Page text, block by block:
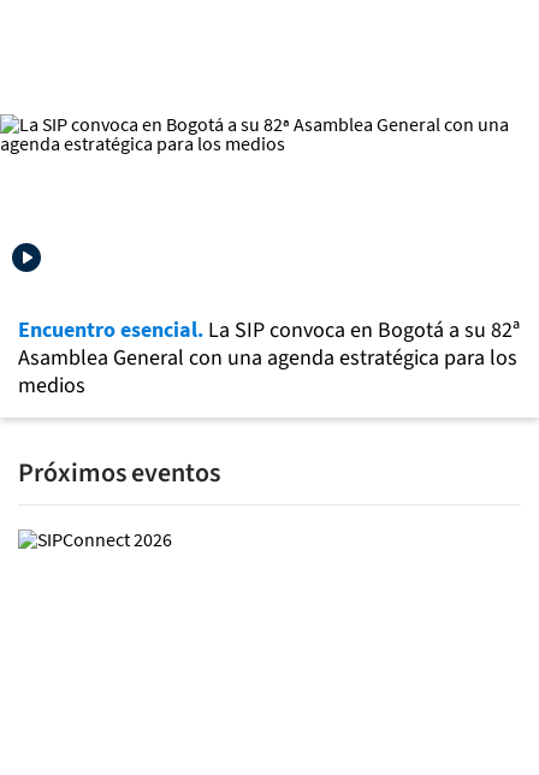
Encuentro esencial. La SIP convoca en Bogotá a su 82ª
Asamblea General con una agenda estratégica para los
medios
Próximos eventos